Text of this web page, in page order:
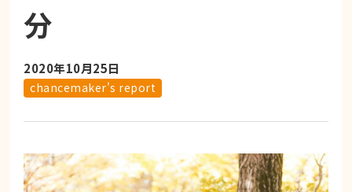
分
2020年10月25日
chancemaker's report